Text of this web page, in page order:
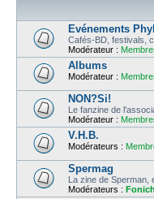
Evénements
Cafés-BD, festivals,
Modérateur :
Albums
Modérateur :
NON?Si!
Le fanzine de
Modérateur :
V.H.B.
Modérateurs :
Spermag
La zine de Sperman,
Modérateurs :